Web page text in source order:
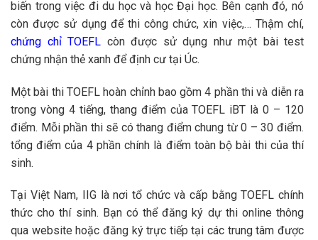
biến trong việc đi du học và học Đại học. Bên cạnh đó, nó
còn được sử dụng để thi công chức, xin việc,… Thậm chí,
chứng chỉ TOEFL còn được sử dụng như một bài test
chứng nhận thẻ xanh để định cư tại Úc.
Một bài thi TOEFL hoàn chỉnh bao gồm 4 phần thi và diễn ra
trong vòng 4 tiếng, thang điểm của TOEFL iBT là 0 – 120
điểm. Mỗi phần thi sẽ có thang điểm chung từ 0 – 30 điểm.
tổng điểm của 4 phần chính là điểm toàn bộ bài thi của thí
sinh.
Tại Việt Nam, IIG là nơi tổ chức và cấp bằng TOEFL chính
thức cho thí sinh. Bạn có thể đăng ký dự thi online thông
qua website hoặc đăng ký trực tiếp tại các trung tâm được